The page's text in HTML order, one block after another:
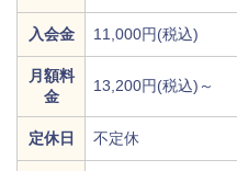
入会金 11,000円(税込)
月額料
金
13,200円(税込)～
定休日 不定休